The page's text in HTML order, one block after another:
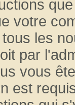
votre
les
par
vous
est